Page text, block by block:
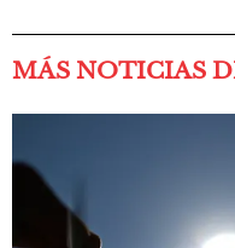
MÁS NOTICIAS